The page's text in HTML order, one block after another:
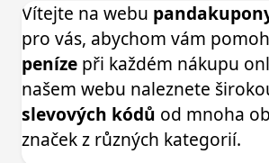
Vítejte na webu
pro vás, abychom vám
peníze při každém nákupu
našem webu naleznete
slevových kódů od mnoha
značek z různých kategorií.